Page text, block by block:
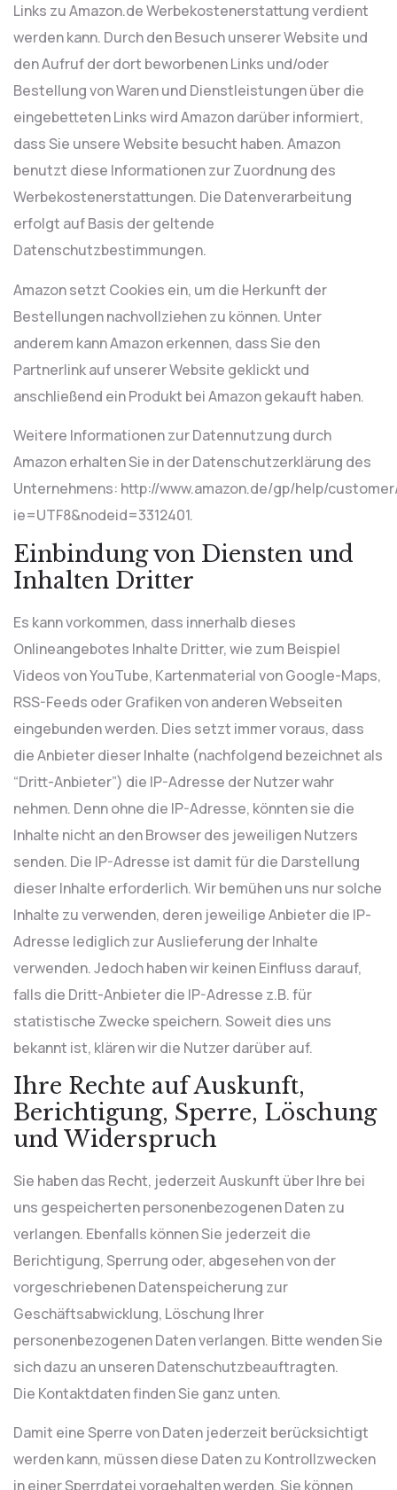
Links zu Amazon.de Werbekostenerstattung verdient
werden kann. Durch den Besuch unserer Website und
den Aufruf der dort beworbenen Links und/oder
Bestellung von Waren und Dienstleistungen über die
eingebetteten Links wird Amazon darüber informiert,
dass Sie unsere Website besucht haben. Amazon
benutzt diese Informationen zur Zuordnung des
Werbekostenerstattungen. Die Datenverarbeitung
erfolgt auf Basis der geltende
Datenschutzbestimmungen.
Amazon setzt Cookies ein, um die Herkunft der
Bestellungen nachvollziehen zu können. Unter
anderem kann Amazon erkennen, dass Sie den
Partnerlink auf unserer Website geklickt und
anschließend ein Produkt bei Amazon gekauft haben.
Weitere Informationen zur Datennutzung durch
Amazon erhalten Sie in der Datenschutzerklärung des
Unternehmens: http://www.amazon.de/gp/help/
ie=UTF8&nodeid=3312401.
Einbindung von Diensten und
Inhalten Dritter
Es kann vorkommen, dass innerhalb dieses
Onlineangebotes Inhalte Dritter, wie zum Beispiel
Videos von YouTube, Kartenmaterial von Google-Maps,
RSS-Feeds oder Grafiken von anderen Webseiten
eingebunden werden. Dies setzt immer voraus, dass
die Anbieter dieser Inhalte (nachfolgend bezeichnet als
“Dritt-Anbieter”) die IP-Adresse der Nutzer wahr
nehmen. Denn ohne die IP-Adresse, könnten sie die
Inhalte nicht an den Browser des jeweiligen Nutzers
senden. Die IP-Adresse ist damit für die Darstellung
dieser Inhalte erforderlich. Wir bemühen uns nur solche
Inhalte zu verwenden, deren jeweilige Anbieter die IP-
Adresse lediglich zur Auslieferung der Inhalte
verwenden. Jedoch haben wir keinen Einfluss darauf,
falls die Dritt-Anbieter die IP-Adresse z.B. für
statistische Zwecke speichern. Soweit dies uns
bekannt ist, klären wir die Nutzer darüber auf.
Ihre Rechte auf Auskunft,
Berichtigung, Sperre, Löschung
und Widerspruch
Sie haben das Recht, jederzeit Auskunft über Ihre bei
uns gespeicherten personenbezogenen Daten zu
verlangen. Ebenfalls können Sie jederzeit die
Berichtigung, Sperrung oder, abgesehen von der
vorgeschriebenen Datenspeicherung zur
Geschäftsabwicklung, Löschung Ihrer
personenbezogenen Daten verlangen. Bitte wenden Sie
sich dazu an unseren Datenschutzbeauftragten.
Die Kontaktdaten finden Sie ganz unten.
Damit eine Sperre von Daten jederzeit berücksichtigt
werden kann, müssen diese Daten zu Kontrollzwecken
in einer Sperrdatei vorgehalten werden. Sie können